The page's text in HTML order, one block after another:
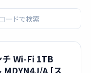
Wi-Fi 1TB
MDYN4J/A [ス